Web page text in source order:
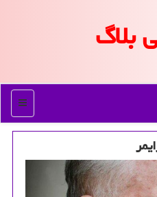
بلاگ
منو